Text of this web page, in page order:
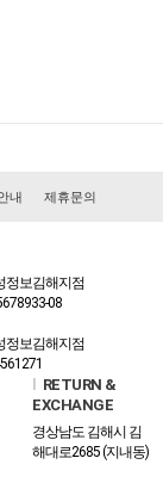
내 제휴문의
정보김해지점
08
정보김해지점
l RETURN &
EXCHANGE
경상남도 김해시 김
해대로2685 (지내동)